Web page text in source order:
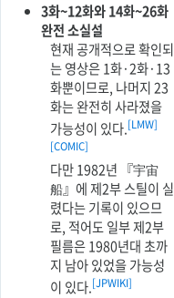
3화~12화와 14화~26화
완전 소실설
현재 공개적으로 확인되
는 영상은 1화·2화·13
화뿐이므로, 나머지 23
화는 완전히 사라졌을
가능성이 있다.[LMW]
[COMIC]
다만 1982년 『宇宙
船』에 제2부 스틸이 실
렸다는 기록이 있으므
로, 적어도 일부 제2부
필름은 1980년대 초까
지 남아 있었을 가능성
이 있다.[JPWIKI]